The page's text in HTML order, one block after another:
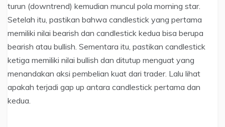
turun (downtrend) kemudian muncul pola morning star.
Setelah itu, pastikan bahwa candlestick yang pertama
memiliki nilai bearish dan candlestick kedua bisa berupa
bearish atau bullish. Sementara itu, pastikan candlestick
ketiga memiliki nilai bullish dan ditutup menguat yang
menandakan aksi pembelian kuat dari trader. Lalu lihat
apakah terjadi gap up antara candlestick pertama dan
kedua.